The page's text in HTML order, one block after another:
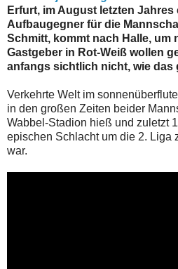
Erfurt, im August letzten
Aufbaugegner für die
Schmitt, kommt nach Halle, um
Gastgeber in Rot-Weiß wollen
anfangs sichtlich nicht, wie das
Verkehrte Welt im
in den großen Zeiten beider
Wabbel-Stadion hieß und zuletzt
epischen Schlacht um die 2. Liga
war.